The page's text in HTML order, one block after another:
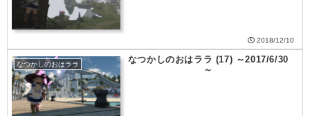
2018/12/10
なつかしのおはララ
なつかしのおはララ (17) ～2017/6/30
～